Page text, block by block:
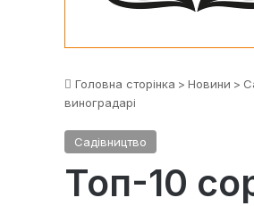
Головна сторінка > Новини >
виноградарі
Садівництво
Топ-10